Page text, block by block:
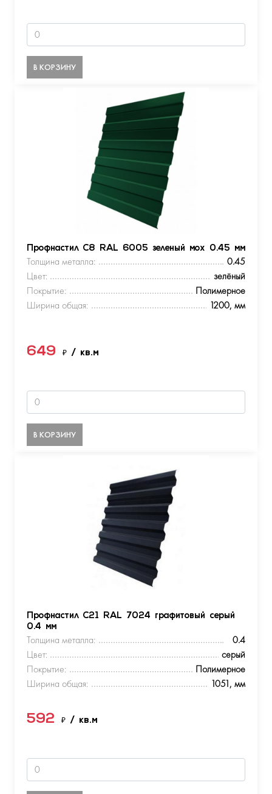
В КОРЗИНУ
Профнастил С8 RAL 6005 зеленый мох 0.45 мм
Толщина металла:
0.45
Цвет:
зелёный
Покрытие:
Полимерное
Ширина общая:
1200, мм
649 ₽ / кв.м
В КОРЗИНУ
Профнастил С21 RAL 7024 графитовый серый
0.4 мм
Толщина металла:
0.4
Цвет:
серый
Покрытие:
Полимерное
Ширина общая:
1051, мм
592 ₽ / кв.м